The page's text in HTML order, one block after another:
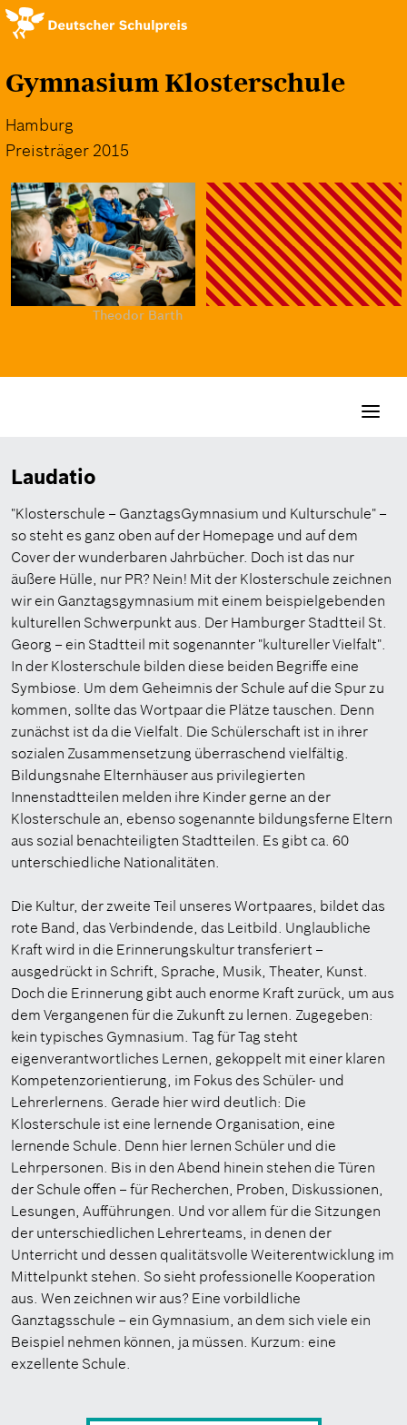
Direkt
zum
Gymnasium Klosterschule
Hamburg
Preisträger 2015
Theodor Barth
Laudatio
"Klosterschule – GanztagsGymnasium und Kulturschule" –
so steht es ganz oben auf der Homepage und auf dem
Cover der wunderbaren Jahrbücher. Doch ist das nur
äußere Hülle, nur PR? Nein! Mit der Klosterschule zeichnen
wir ein Ganztagsgymnasium mit einem beispielgebenden
kulturellen Schwerpunkt aus. Der Hamburger Stadtteil St.
Georg – ein Stadtteil mit sogenannter "kultureller Vielfalt".
In der Klosterschule bilden diese beiden Begriffe eine
Symbiose. Um dem Geheimnis der Schule auf die Spur zu
kommen, sollte das Wortpaar die Plätze tauschen. Denn
zunächst ist da die Vielfalt. Die Schülerschaft ist in ihrer
sozialen Zusammensetzung überraschend vielfältig.
Bildungsnahe Elternhäuser aus privilegierten
Innenstadtteilen melden ihre Kinder gerne an der
Klosterschule an, ebenso sogenannte bildungsferne Eltern
aus sozial benachteiligten Stadtteilen. Es gibt ca. 60
unterschiedliche Nationalitäten.
Die Kultur, der zweite Teil unseres Wortpaares, bildet das
rote Band, das Verbindende, das Leitbild. Unglaubliche
Kraft wird in die Erinnerungskultur transferiert –
ausgedrückt in Schrift, Sprache, Musik, Theater, Kunst.
Doch die Erinnerung gibt auch enorme Kraft zurück, um aus
dem Vergangenen für die Zukunft zu lernen. Zugegeben:
kein typisches Gymnasium. Tag für Tag steht
eigenverantwortliches Lernen, gekoppelt mit einer klaren
Kompetenzorientierung, im Fokus des Schüler- und
Lehrerlernens. Gerade hier wird deutlich: Die
Klosterschule ist eine lernende Organisation, eine
lernende Schule. Denn hier lernen Schüler und die
Lehrpersonen. Bis in den Abend hinein stehen die Türen
der Schule offen – für Recherchen, Proben, Diskussionen,
Lesungen, Aufführungen. Und vor allem für die Sitzungen
der unterschiedlichen Lehrerteams, in denen der
Unterricht und dessen qualitätsvolle Weiterentwicklung im
Mittelpunkt stehen. So sieht professionelle Kooperation
aus. Wen zeichnen wir aus? Eine vorbildliche
Ganztagsschule – ein Gymnasium, an dem sich viele ein
Beispiel nehmen können, ja müssen. Kurzum: eine
exzellente Schule.